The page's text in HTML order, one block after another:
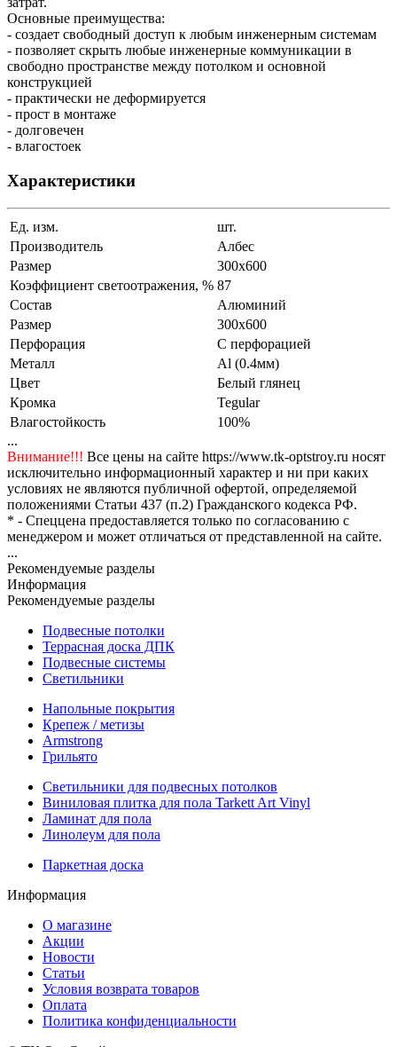
Основные преимущества:
- создает свободный доступ к любым инженерным системам
- позволяет скрыть любые инженерные коммуникации в
свободно пространстве между потолком и основной
конструкцией
- практически не деформируется
- прост в монтаже
- долговечен
- влагостоек
Характеристики
Ед. изм.
шт.
Производитель
Албес
Размер
300x600
Коэффициент светоотражения, % 87
Состав
Алюминий
Размер
300x600
Перфорация
С перфорацией
Металл
Al (0.4мм)
Цвет
Белый глянец
Кромка
Tegular
Влагостойкость
100%
...
Внимание!!! Все цены на сайте https://www.tk-optstroy.ru носят
исключительно информационный характер и ни при каких
условиях не являются публичной офертой, определяемой
положениями Статьи 437 (п.2) Гражданского кодекса РФ.
* - Спеццена предоставляется только по согласованию с
менеджером и может отличаться от представленной на сайте.
...
Рекомендуемые разделы
Информация
Рекомендуемые разделы
Подвесные потолки
Террасная доска ДПК
Подвесные системы
Светильники
Напольные покрытия
Крепеж / метизы
Armstrong
Грильято
Светильники для подвесных потолков
Виниловая плитка для пола Tarkett Art Vinyl
Ламинат для пола
Линолеум для пола
Паркетная доска
Информация
О магазине
Акции
Новости
Статьи
Условия возврата товаров
Оплата
Политика конфиденциальности